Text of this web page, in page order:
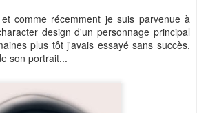
comme récemment je suis parvenue à
design d'un personnage principal
plus tôt j'avais essayé sans succès,
son portrait...